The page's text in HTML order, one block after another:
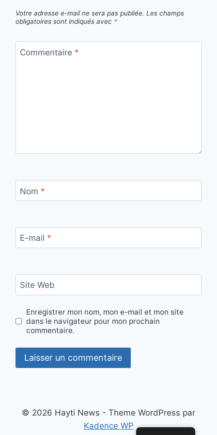
Votre adresse e-mail ne sera pas publiée. Les champs
obligatoires sont indiqués avec *
Commentaire *
Nom *
E-mail *
Site Web
Enregistrer mon nom, mon e-mail et mon site
dans le navigateur pour mon prochain
commentaire.
© 2026 Hayti News - Theme WordPress par
Kadence WP